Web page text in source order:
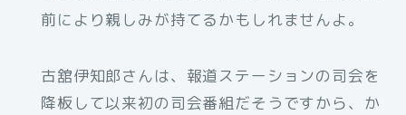
前により親しみが持てるかもしれませんよ。
古舘伊知郎さんは、報道ステーションの司会を
降板して以来初の司会番組だそうですから、か